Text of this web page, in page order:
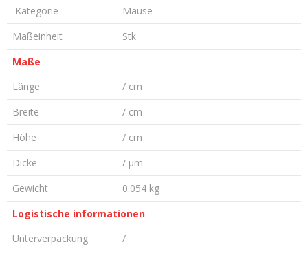
Kategorie
Mäuse
Maßeinheit
Stk
Maße
Länge
/ cm
Breite
/ cm
Höhe
/ cm
Dicke
/ µm
Gewicht
0.054 kg
Logistische informationen
Unterverpackung
/